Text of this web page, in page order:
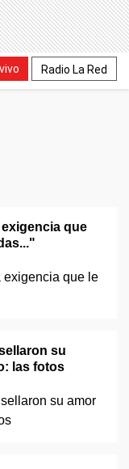
Radio La Red
que
su
las fotos